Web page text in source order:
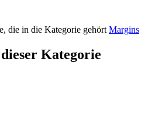
die in die Kategorie gehört Margins
Kategorie